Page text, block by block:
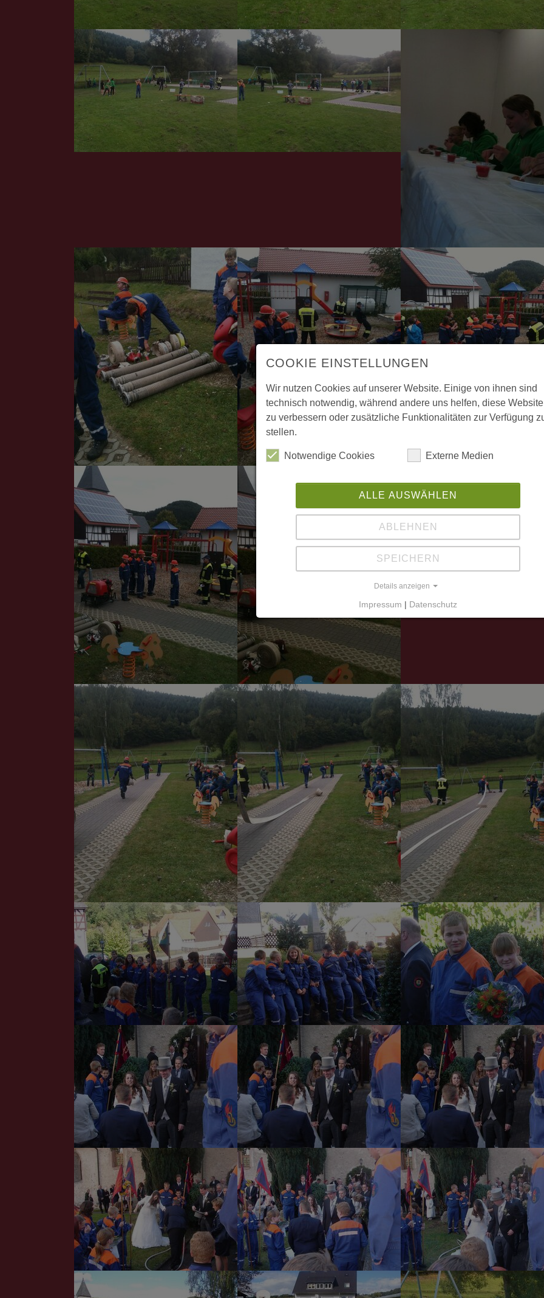
COOKIE EINSTELLUNGEN
Wir nutzen Cookies auf unserer Website. Einige von ihnen sind
technisch notwendig, während andere uns helfen, diese Website
zu verbessern oder zusätzliche Funktionalitäten zur Verfügung
stellen.
Notwendige Cookies Externe Medien
ALLE AUSWÄHLEN
ABLEHNEN
SPEICHERN
Details anzeigen
Impressum | Datenschutz